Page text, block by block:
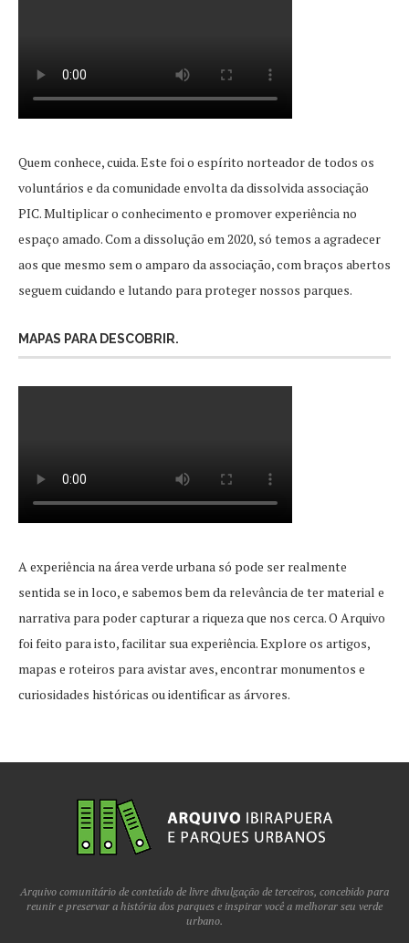
Quem conhece, cuida. Este foi o espírito norteador de todos os
voluntários e da comunidade envolta da dissolvida associação
PIC. Multiplicar o conhecimento e promover experiência no
espaço amado. Com a dissolução em 2020, só temos a agradecer
aos que mesmo sem o amparo da associação, com braços abertos
seguem cuidando e lutando para proteger nossos parques.
MAPAS PARA DESCOBRIR.
A experiência na área verde urbana só pode ser realmente
sentida se in loco, e sabemos bem da relevância de ter material e
narrativa para poder capturar a riqueza que nos cerca. O Arquivo
foi feito para isto, facilitar sua experiência. Explore os artigos,
mapas e roteiros para avistar aves, encontrar monumentos e
curiosidades históricas ou identificar as árvores.
Arquivo comunitário de conteúdo de livre divulgação de terceiros, concebido para
reunir e preservar a história dos parques e inspirar você a melhorar seu verde
urbano.